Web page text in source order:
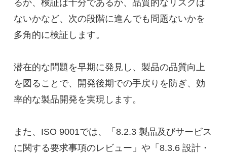
るか、検証は十分であるか、品質的なリスクは
ないかなど、次の段階に進んでも問題ないかを
多角的に検証します。
潜在的な問題を早期に発見し、製品の品質向上
を図ることで、開発後期での手戻りを防ぎ、効
率的な製品開発を実現します。
また、ISO 9001では、「8.2.3 製品及びサービス
に関する要求事項のレビュー」や「8.3.6 設計・